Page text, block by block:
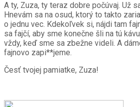
A ty, Zuza, ty teraz dobre počúvaj. Už
Hnevám sa na osud, ktorý to takto
o jednu vec. Kdekoľvek si, nájdi tam
sa fajčí, aby sme konečne šli na tú
vždy, keď sme sa zbežne videli. A
fajnovo zapi**jeme.
Česť tvojej pamiatke, Zuza!